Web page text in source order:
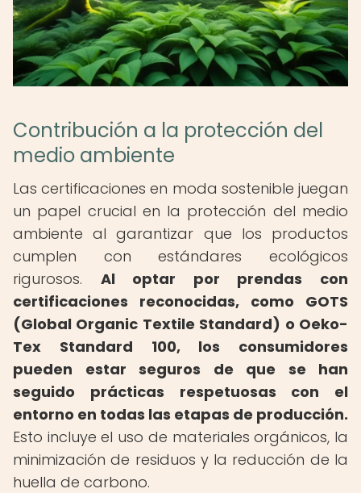
Contribución a la protección del
medio ambiente
Las certificaciones en moda sostenible juegan
un papel crucial en la protección del medio
ambiente al garantizar que los productos
cumplen con estándares ecológicos
rigurosos. Al optar por prendas con
certificaciones reconocidas, como GOTS
(Global Organic Textile Standard) o Oeko-
Tex Standard 100, los consumidores
pueden estar seguros de que se han
seguido prácticas respetuosas con el
entorno en todas las etapas de producción.
Esto incluye el uso de materiales orgánicos, la
minimización de residuos y la reducción de la
huella de carbono.